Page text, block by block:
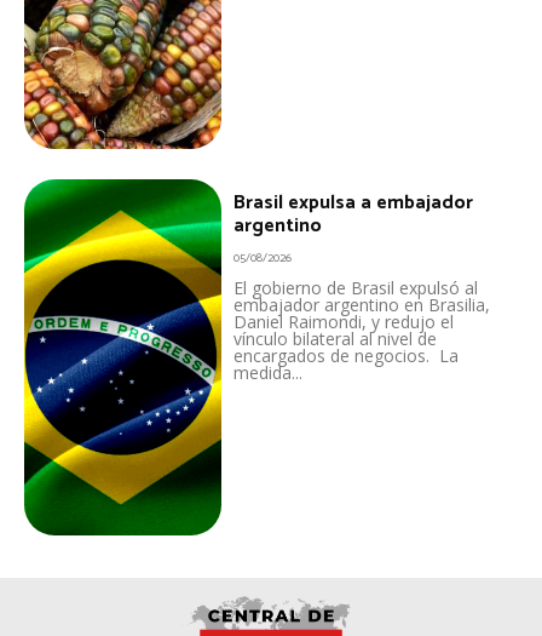
Brasil expulsa a embajador
argentino
05/08/2026
El gobierno de Brasil expulsó al
embajador argentino en Brasilia,
Daniel Raimondi, y redujo el
vínculo bilateral al nivel de
encargados de negocios. La
medida...